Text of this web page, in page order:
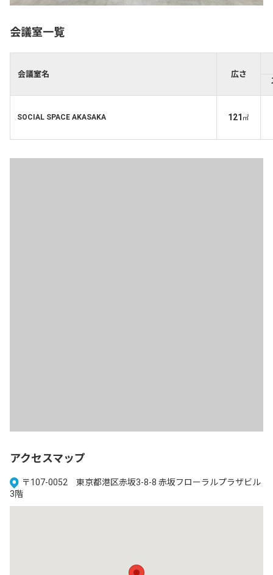
会議室一覧
会議室名 広さ
SOCIAL SPACE AKASAKA 121 ㎡
アクセスマップ
〒107-0052 東京都港区赤坂3-8-8 赤坂フローラルプラザビル
3階